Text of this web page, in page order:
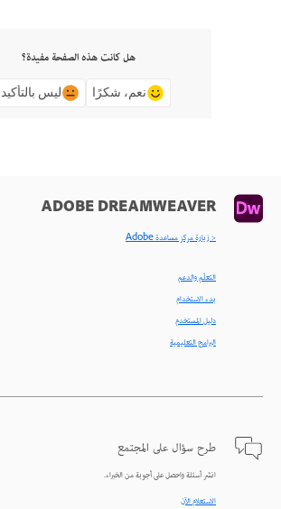
هل كانت هذه الصفحة مفيدة؟
نعم، شكرًا ليس بالتأكيد
ADOBE DREAMWEAVER
< زيارة مركز مساعدة Adobe
التعلّم والدعم
بدء الاستخدام
دليل المستخدم
البرامج التعليمية
طرح سؤال على المجتمع
انشر أسئلة واحصل على أجوبة من الخبراء.
الاستعلام الآن